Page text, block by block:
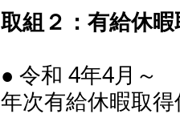
取組２：有給休
● 令和 4年4月～
年次有給休暇取